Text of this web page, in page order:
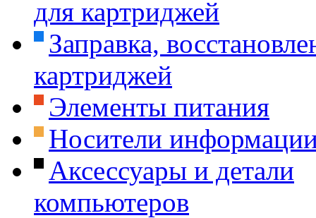
для картриджей
Заправка,
картриджей
Элементы питания
Носители
Аксессуары и детали
компьютеров